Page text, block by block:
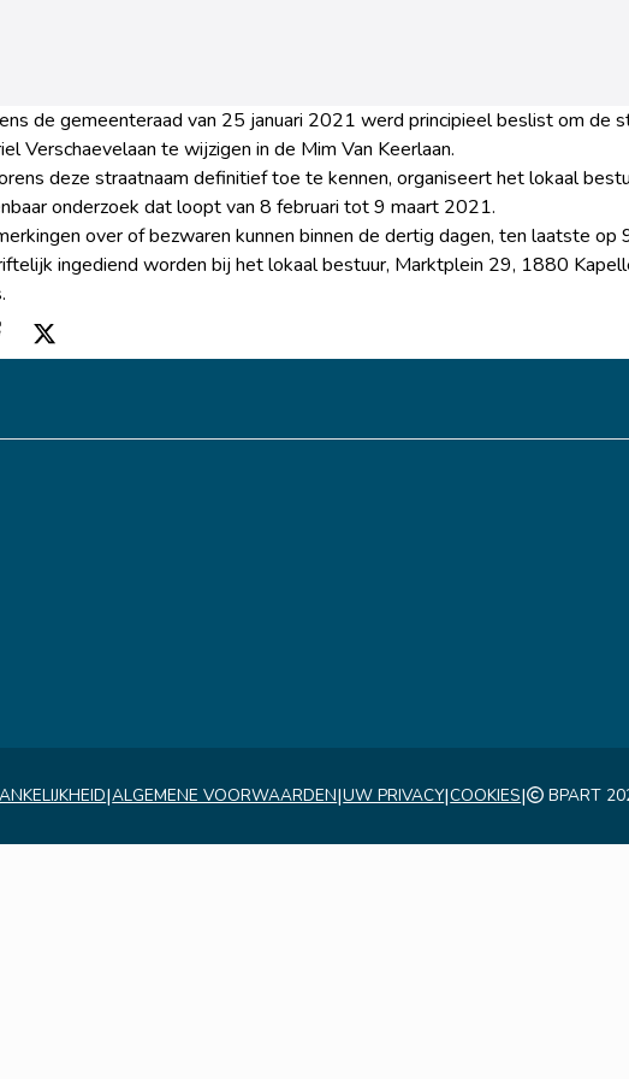
de gemeenteraad van 25 januari 2021 werd principieel beslist om de
Verschaevelaan te wijzigen in de Mim Van Keerlaan.
deze straatnaam definitief toe te kennen, organiseert het lokaal
onderzoek dat loopt van 8 februari tot 9 maart 2021.
over of bezwaren kunnen binnen de dertig dagen, ten laatste op
ingediend worden bij het lokaal bestuur, Marktplein 29, 1880
op facebook
Deel op X
|ALGEMENE VOORWAARDEN|UW PRIVACY|COOKIES| BPART